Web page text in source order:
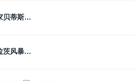
皇家贝蒂斯
格拉茨风暴